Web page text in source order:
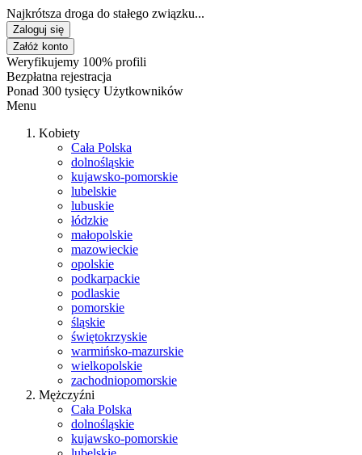
Najkrótsza droga do stałego związku...
Zaloguj się
Załóż konto
Weryfikujemy 100% profili
Bezpłatna rejestracja
Ponad 300 tysięcy Użytkowników
Menu
Kobiety
Cała Polska
dolnośląskie
kujawsko-pomorskie
lubelskie
lubuskie
łódzkie
małopolskie
mazowieckie
opolskie
podkarpackie
podlaskie
pomorskie
śląskie
świętokrzyskie
warmińsko-mazurskie
wielkopolskie
zachodniopomorskie
Mężczyźni
Cała Polska
dolnośląskie
kujawsko-pomorskie